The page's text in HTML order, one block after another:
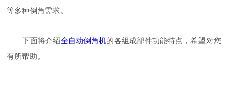
等多种倒角需求。
下面将介绍全自动倒角机的各组成部件功能特点，希望对您
有所帮助。